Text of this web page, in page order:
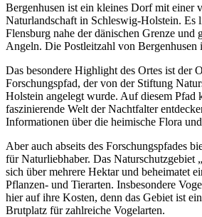
Bergenhusen ist ein kleines Dorf mit einer
Naturlandschaft in Schleswig-Holstein. Es
Flensburg nahe der dänischen Grenze und
Angeln. Die Postleitzahl von Bergenhusen
Das besondere Highlight des Ortes ist der
Forschungspfad, der von der Stiftung
Holstein angelegt wurde. Auf diesem Pfad
faszinierende Welt der Nachtfalter
Informationen über die heimische Flora
Aber auch abseits des Forschungspfades
für Naturliebhaber. Das Naturschutzgebiet
sich über mehrere Hektar und beheimatet
Pflanzen- und Tierarten. Insbesondere
hier auf ihre Kosten, denn das Gebiet ist
Brutplatz für zahlreiche Vogelarten.